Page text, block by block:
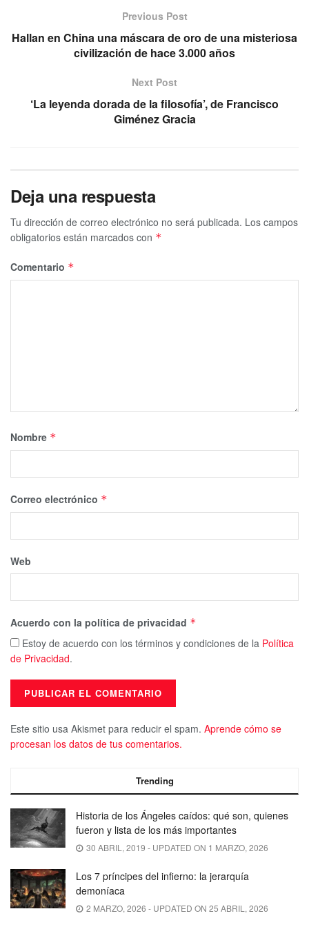
Previous Post
Hallan en China una máscara de oro de una misteriosa
civilización de hace 3.000 años
Next Post
‘La leyenda dorada de la filosofía’, de Francisco
Giménez Gracia
Deja una respuesta
Tu dirección de correo electrónico no será publicada. Los campos
obligatorios están marcados con *
Comentario *
Nombre *
Correo electrónico *
Web
Acuerdo con la política de privacidad *
Estoy de acuerdo con los términos y condiciones de la Política
de Privacidad.
Este sitio usa Akismet para reducir el spam. Aprende cómo se
procesan los datos de tus comentarios.
Trending
Historia de los Ángeles caídos: qué son, quienes
fueron y lista de los más importantes
30 ABRIL, 2019 - UPDATED ON 1 MARZO, 2026
Los 7 príncipes del infierno: la jerarquía
demoníaca
2 MARZO, 2026 - UPDATED ON 25 ABRIL, 2026